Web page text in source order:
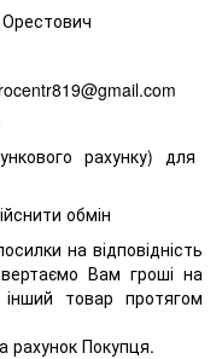
рахунку) для
обмін
на відповідність
Вам гроші на
товар протягом
рахунок Покупця.